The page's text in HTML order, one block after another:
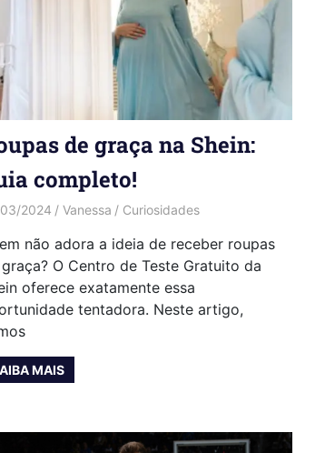
de graça na Shein:
completo!
2024 Vanessa Curiosidades
não adora a ideia de receber roupas
O Centro de Teste Gratuito da
oferece exatamente essa
tentadora. Neste artigo,
MAIS